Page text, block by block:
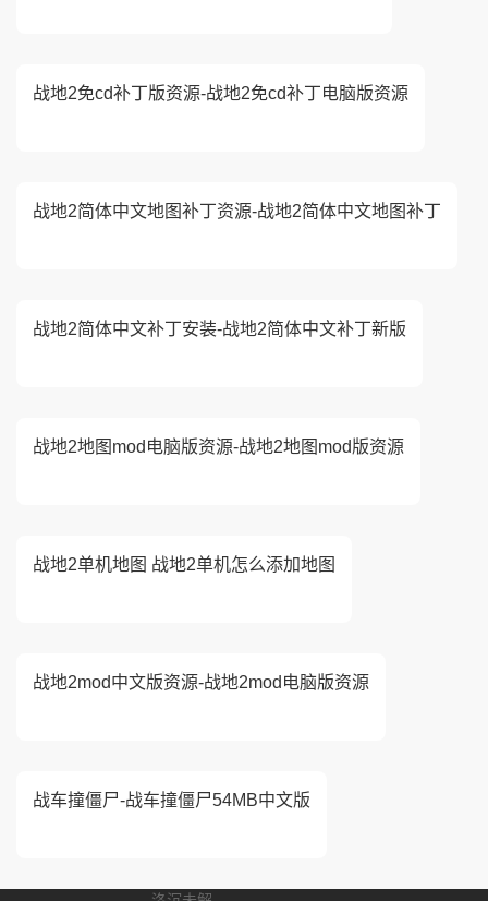
战地2免cd补丁版资源-战地2免cd补丁电脑版资源
战地2简体中文地图补丁资源-战地2简体中文地图补丁
战地2简体中文补丁安装-战地2简体中文补丁新版
战地2地图mod电脑版资源-战地2地图mod版资源
战地2单机地图 战地2单机怎么添加地图
战地2mod中文版资源-战地2mod电脑版资源
战车撞僵尸-战车撞僵尸54MB中文版